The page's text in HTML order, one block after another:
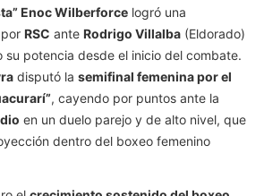
Enoc Wilberforce logró una
RSC ante Rodrigo Villalba (Eldorado)
su potencia desde el inicio del combate.
disputó la semifinal femenina por el
, cayendo por puntos ante la
en un duelo parejo y de alto nivel, que
dentro del boxeo femenino